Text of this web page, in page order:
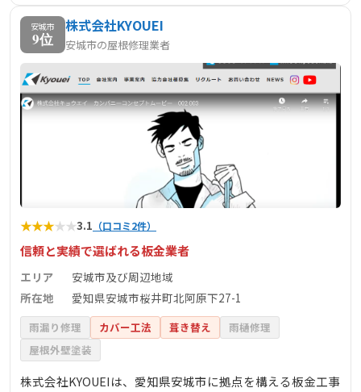
安城市
9位
株式会社KYOUEI
安城市の屋根修理業者
★★★★★3.1 （口コミ2件）
信頼と実績で選ばれる板金業者
エリア
安城市及び周辺地域
所在地
愛知県安城市桜井町北阿原下27-1
雨漏り修理 カバー工法 葺き替え
雨樋修理
屋根外壁塗装
株式会社KYOUEIは、愛知県安城市に拠点を構える板金工事